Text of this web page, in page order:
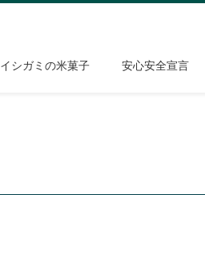
イシガミの米菓子 安心安全宣言